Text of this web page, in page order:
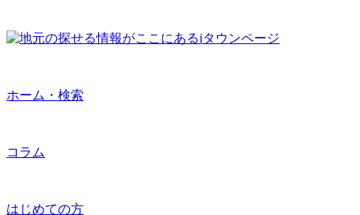
ホーム・検索
コラム
はじめての方